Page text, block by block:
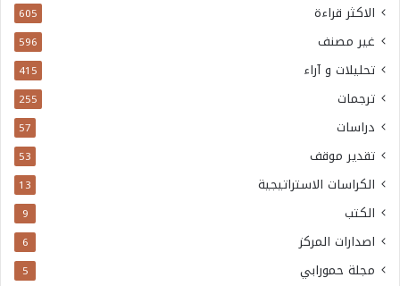
الاكثر قراءة 605
غير مصنف 596
تحليلات و آراء 415
ترجمات 255
دراسات 57
تقدير موقف 53
الكراسات الاستراتيجية 13
الكتب 9
اصدارات المركز 6
مجلة حمورابي 5